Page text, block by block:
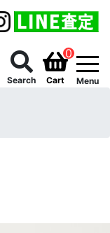
Search
0
Cart Menu